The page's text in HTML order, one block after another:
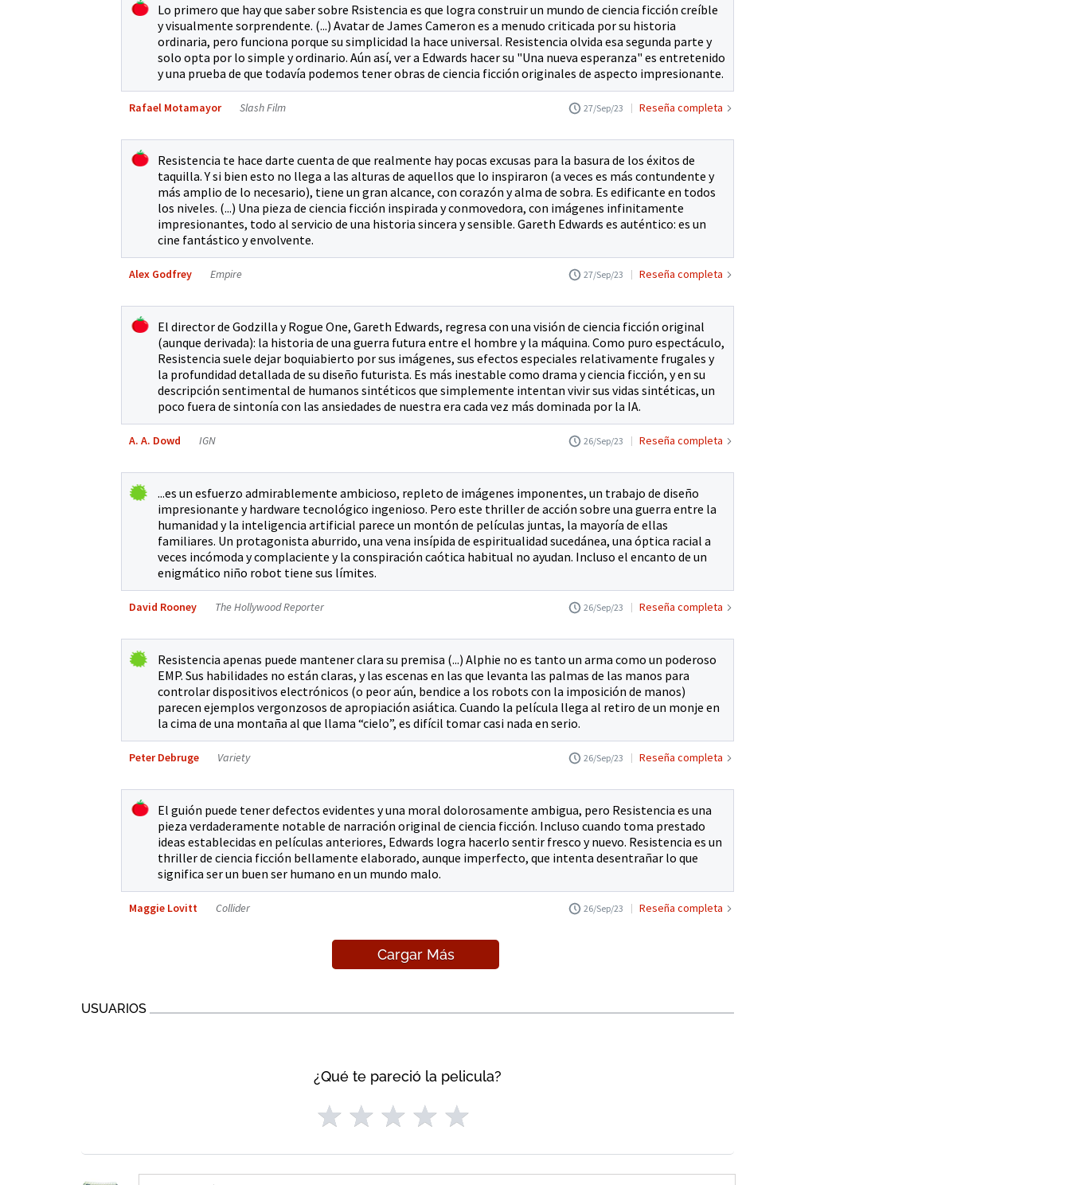
Lo primero que hay que saber sobre Rsistencia es que logra construir un mundo de ciencia ficción creíble
y visualmente sorprendente. (...) Avatar de James Cameron es a menudo criticada por su historia
ordinaria, pero funciona porque su simplicidad la hace universal. Resistencia olvida esa segunda parte y
solo opta por lo simple y ordinario. Aún así, ver a Edwards hacer su "Una nueva esperanza" es entretenido
y una prueba de que todavía podemos tener obras de ciencia ficción originales de aspecto impresionante.
Rafael Motamayor Slash Film 27/Sep/23 Reseña completa
Resistencia te hace darte cuenta de que realmente hay pocas excusas para la basura de los éxitos de
taquilla. Y si bien esto no llega a las alturas de aquellos que lo inspiraron (a veces es más contundente y
más amplio de lo necesario), tiene un gran alcance, con corazón y alma de sobra. Es edificante en todos
los niveles. (...) Una pieza de ciencia ficción inspirada y conmovedora, con imágenes infinitamente
impresionantes, todo al servicio de una historia sincera y sensible. Gareth Edwards es auténtico: es un
cine fantástico y envolvente.
Alex Godfrey Empire 27/Sep/23 Reseña completa
El director de Godzilla y Rogue One, Gareth Edwards, regresa con una visión de ciencia ficción original
(aunque derivada): la historia de una guerra futura entre el hombre y la máquina. Como puro espectáculo,
Resistencia suele dejar boquiabierto por sus imágenes, sus efectos especiales relativamente frugales y
la profundidad detallada de su diseño futurista. Es más inestable como drama y ciencia ficción, y en su
descripción sentimental de humanos sintéticos que simplemente intentan vivir sus vidas sintéticas, un
poco fuera de sintonía con las ansiedades de nuestra era cada vez más dominada por la IA.
A. A. Dowd IGN 26/Sep/23 Reseña completa
...es un esfuerzo admirablemente ambicioso, repleto de imágenes imponentes, un trabajo de diseño
impresionante y hardware tecnológico ingenioso. Pero este thriller de acción sobre una guerra entre la
humanidad y la inteligencia artificial parece un montón de películas juntas, la mayoría de ellas
familiares. Un protagonista aburrido, una vena insípida de espiritualidad sucedánea, una óptica racial a
veces incómoda y complaciente y la conspiración caótica habitual no ayudan. Incluso el encanto de un
enigmático niño robot tiene sus límites.
David Rooney The Hollywood Reporter 26/Sep/23 Reseña completa
Resistencia apenas puede mantener clara su premisa (...) Alphie no es tanto un arma como un poderoso
EMP. Sus habilidades no están claras, y las escenas en las que levanta las palmas de las manos para
controlar dispositivos electrónicos (o peor aún, bendice a los robots con la imposición de manos)
parecen ejemplos vergonzosos de apropiación asiática. Cuando la película llega al retiro de un monje en
la cima de una montaña al que llama “cielo”, es difícil tomar casi nada en serio.
Peter Debruge Variety 26/Sep/23 Reseña completa
El guión puede tener defectos evidentes y una moral dolorosamente ambigua, pero Resistencia es una
pieza verdaderamente notable de narración original de ciencia ficción. Incluso cuando toma prestado
ideas establecidas en películas anteriores, Edwards logra hacerlo sentir fresco y nuevo. Resistencia es un
thriller de ciencia ficción bellamente elaborado, aunque imperfecto, que intenta desentrañar lo que
significa ser un buen ser humano en un mundo malo.
Maggie Lovitt Collider 26/Sep/23 Reseña completa
Cargar Más
USUARIOS
¿Qué te pareció la pelicula?